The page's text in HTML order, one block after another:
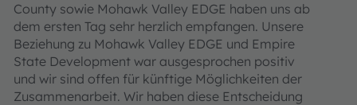
County sowie Mohawk Valley EDGE haben uns ab
dem ersten Tag sehr herzlich empfangen. Unsere
Beziehung zu Mohawk Valley EDGE und Empire
State Development war ausgesprochen positiv
und wir sind offen für künftige Möglichkeiten der
Zusammenarbeit. Wir haben diese Entscheidung